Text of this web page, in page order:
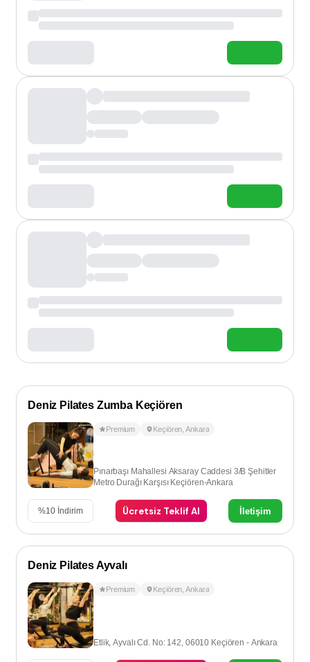
Deniz Pilates Zumba Keçiören
Premium Keçiören ,Ankara
Pınarbaşı Mahallesi Aksaray Caddesi 3/B Şehitler
Metro Durağı Karşısı Keçiören-Ankara
%10 İndirim Ücretsiz Teklif Al İletişim
Deniz Pilates Ayvalı
Premium Keçiören ,Ankara
Etlik, Ayvalı Cd. No: 142, 06010 Keçiören - Ankara